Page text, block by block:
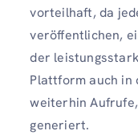
vorteilhaft, da
veröffentlichen,
der
Plattform auch in
weiterhin
generiert.